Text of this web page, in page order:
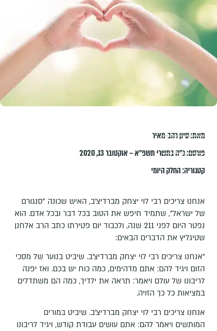
מאת:סיון רהב-מאיר
פורסם:כ״ה בתשרי תשפ״א – אוקטובר 13, 2020
קטגוריה:החלק היומי
אנחנו צריכים רבי לוי יצחק מברדיצ'ב, האיש שכונה "סנגורם
של ישראל", שתמיד חיפש את הטוב בכל דבר ובכל אדם. הוא
נפטר היום לפני 211 שנה, ולכבוד יום פטירתו כתב הרב אלחנן
שטיגליץ את הדברים הבאים:
"אנחנו צריכים רבי לוי יצחק מברדיצ'ב. שיביט בנוער של מסכי
הזום ויגיד להם: אתם מדהימים, כמה כוח יש בכם. ואז יפנה
לריבונו של עולם ויאמר: תראה את ילדיך, כמה הם משתדלים
במציאות כל כך הזויה.
אנחנו צריכים רבי לוי יצחק מברדיצ'ב. שיביט במורים
המותשים ויאמר להם: אתם עושים עבודת קודש, ויגיד לריבונו